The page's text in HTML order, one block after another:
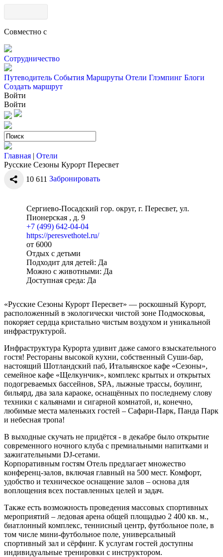
Совместно с
Сотрудничество
Путеводитель События Маршруты Отели Глэмпинг Блоги
Создать маршрут
Войти
Войти
Главная | Отели
Русские Сезоны Курорт Пересвет
10 611 Забронировать
Сергиево-Посадский гор. округ, г. Пересвет, ул.
Пионерская , д. 9
+7 (499) 642-04-04
https://peresvethotel.ru/
от 6000
Отдых с детьми
Подходит для детей: Да
Можно с животными: Да
Доступная среда: Да
«Русские Сезоны Курорт Пересвет» — роскошный Курорт,
расположенный в экологически чистой зоне Подмосковья,
покоряет сердца кристально чистым воздухом и уникальной
инфраструктурой.
Инфраструктура Курорта удивит даже самого взыскательного
гостя! Рестораны высокой кухни, собственный Суши-бар,
настоящий Шотландский паб, Итальянское кафе «Сезоны»,
семейное кафе «Щелкунчик», комплекс крытых и открытых
подогреваемых бассейнов, SPA, лыжные трассы, боулинг,
бильярд, два зала караоке, оснащённых по последнему слову
техники с кальянами и сигарной комнатой, и, конечно,
любимые места маленьких гостей – Сафари-Парк, Панда Парк
и небесная тропа!
В выходные скучать не придётся - в декабре было открытие
современного ночного клуба с премиальными напитками и
зажигательными DJ-сетами.
Корпоративным гостям Отель предлагает множество
конференц-залов, включая главный на 500 мест. Комфорт,
удобство и техническое оснащение залов – основа для
воплощения всех поставленных целей и задач.
Также есть возможность проведения массовых спортивных
мероприятий – ледовая арена общей площадью 2 400 кв. м.,
биатлонный комплекс, теннисный центр, футбольное поле, в
том числе мини-футбольное поле, универсальный
спортивный зал и сёрфинг. К услугам гостей доступны
индивидуальные тренировки с инструктором.